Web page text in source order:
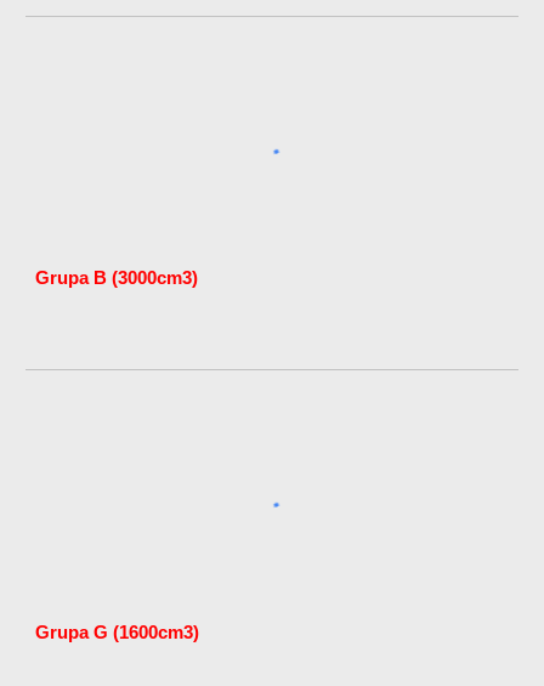
Grupa B (3000cm3)
Grupa G (1600cm3)